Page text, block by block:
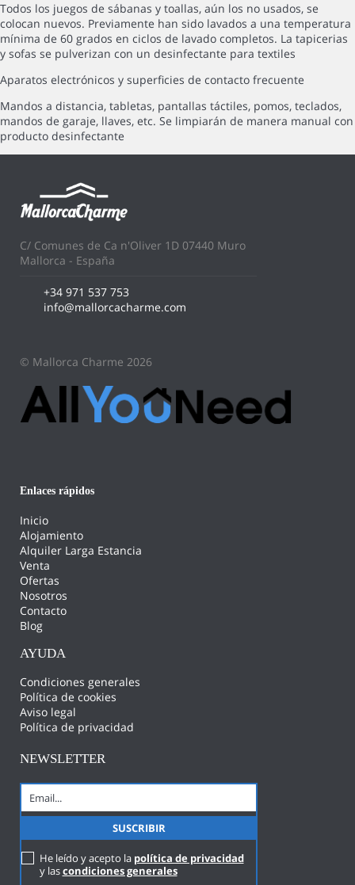
Todos los juegos de sábanas y toallas, aún los no usados, se
colocan nuevos. Previamente han sido lavados a una temperatura
mínima de 60 grados en ciclos de lavado completos. La tapicerias
y sofas se pulverizan con un desinfectante para textiles
Aparatos electrónicos y superficies de contacto frecuente
Mandos a distancia, tabletas, pantallas táctiles, pomos, teclados,
mandos de garaje, llaves, etc. Se limpiarán de manera manual con
producto desinfectante
C/ Comunes de Ca n'Oliver 1D 07440 Muro
Mallorca - España
+34 971 537 753
info@mallorcacharme.com
© Mallorca Charme 2026
Enlaces rápidos
Inicio
Alojamiento
Alquiler Larga Estancia
Venta
Ofertas
Nosotros
Contacto
Blog
AYUDA
Condiciones generales
Política de cookies
Aviso legal
Política de privacidad
NEWSLETTER
He leído y acepto la política de privacidad
y lascondiciones generales